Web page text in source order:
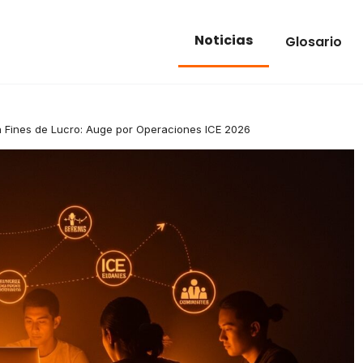
Noticias Glosario
Fines de Lucro: Auge por Operaciones ICE 2026